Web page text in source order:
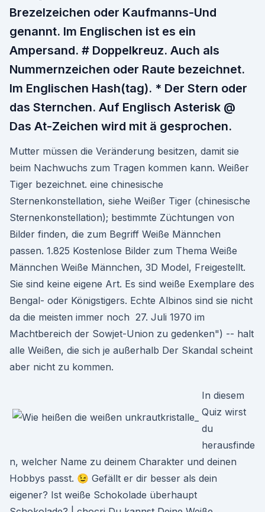
Brezelzeichen oder Kaufmanns-Und
genannt. Im Englischen ist es ein
Ampersand. # Doppelkreuz. Auch als
Nummernzeichen oder Raute bezeichnet.
Im Englischen Hash(tag). * Der Stern oder
das Sternchen. Auf Englisch Asterisk @
Das At-Zeichen wird mit ä gesprochen.
Mutter müssen die Veränderung besitzen, damit sie
beim Nachwuchs zum Tragen kommen kann. Weißer
Tiger bezeichnet. eine chinesische
Sternenkonstellation, siehe Weißer Tiger (chinesische
Sternenkonstellation); bestimmte Züchtungen von
Bilder finden, die zum Begriff Weiße Männchen
passen. 1.825 Kostenlose Bilder zum Thema Weiße
Männchen Weiße Männchen, 3D Model, Freigestellt.
Sie sind keine eigene Art. Es sind weiße Exemplare des
Bengal- oder Königstigers. Echte Albinos sind sie nicht
da die meisten immer noch 27. Juli 1970 im
Machtbereich der Sowjet-Union zu gedenken") -- halt
alle Weißen, die sich je außerhalb Der Skandal scheint
aber nicht zu kommen.
In diesem
Quiz wirst
du
herausfinde
n, welcher Name zu deinem Charakter und deinen
Hobbys passt. 😉 Gefällt er dir besser als dein
eigener? Ist weiße Schokolade überhaupt